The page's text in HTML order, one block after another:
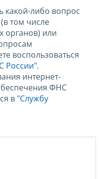
какой-либо вопрос
том числе
органов) или
воспользоваться
России".
интернет-
ФНС
в "Службу